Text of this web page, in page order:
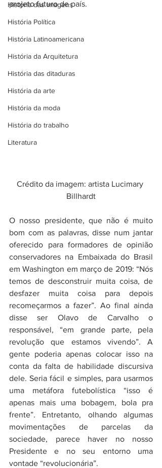
História das Imagens
História Política
História Latinoamericana
História da Arquitetura
História das ditaduras
História da arte
História da moda
História do trabalho
Literatura
projeto futuro de país.
Crédito da imagem: artista Lucimary
Billhardt
O nosso presidente, que não é muito
bom com as palavras, disse num jantar
oferecido para formadores de opinião
conservadores na Embaixada do Brasil
em Washington em março de 2019: “Nós
temos de desconstruir muita coisa, de
desfazer muita coisa para depois
recomeçarmos a fazer”. Ao final ainda
disse ser Olavo de Carvalho o
responsável, “em grande parte, pela
revolução que estamos vivendo”. A
gente poderia apenas colocar isso na
conta da falta de habilidade discursiva
dele. Seria fácil e simples, para usarmos
uma metáfora futebolística “isso é
apenas mais uma bobagem, bola pra
frente”. Entretanto, olhando algumas
movimentações de parcelas da
sociedade, parece haver no nosso
Presidente e no seu entorno uma
vontade “revolucionária”.